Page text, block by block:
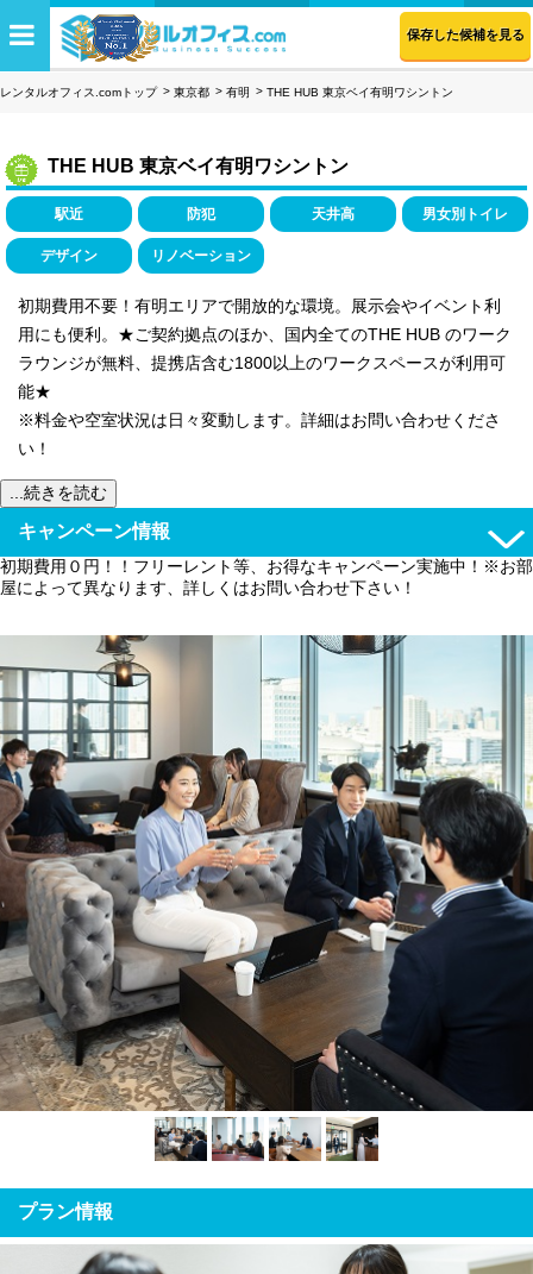
保存した候補を見る
レンタルオフィス.comトップ 東京都 有明 THE HUB 東京ベイ有明ワシントン
THE HUB 東京ベイ有明ワシントン
駅近 防犯 天井高 男女別トイレ
デザイン リノベーション
初期費用不要！有明エリアで開放的な環境。展示会やイベント利
用にも便利。★ご契約拠点のほか、国内全てのTHE HUB のワーク
ラウンジが無料、提携店含む1800以上のワークスペースが利用可
能★
※料金や空室状況は日々変動します。詳細はお問い合わせくださ
い！
...続きを読む
キャンペーン情報
初期費用０円！！フリーレント等、お得なキャンペーン実施中！※お部
屋によって異なります、詳しくはお問い合わせ下さい！
プラン情報